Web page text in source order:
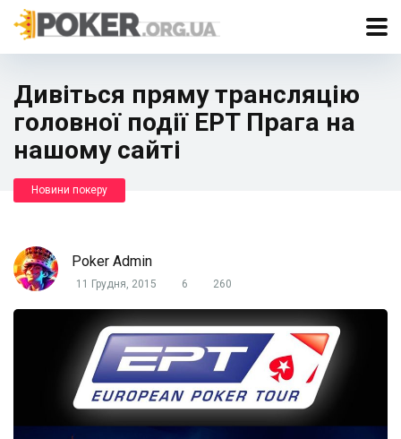
Дивіться пряму трансляцію
головної події EPT Прага на
нашому сайті
Новини покеру
Poker Admin
11 Грудня, 2015 6 260